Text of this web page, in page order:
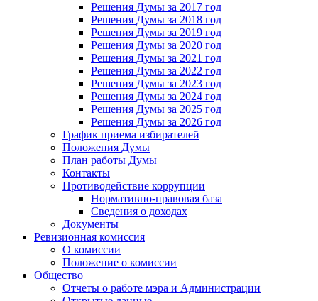
Решения Думы за 2017 год
Решения Думы за 2018 год
Решения Думы за 2019 год
Решения Думы за 2020 год
Решения Думы за 2021 год
Решения Думы за 2022 год
Решения Думы за 2023 год
Решения Думы за 2024 год
Решения Думы за 2025 год
Решения Думы за 2026 год
График приема избирателей
Положения Думы
План работы Думы
Контакты
Противодействие коррупции
Нормативно-правовая база
Сведения о доходах
Документы
Ревизионная комиссия
О комиссии
Положение о комиссии
Общество
Отчеты о работе мэра и Администрации